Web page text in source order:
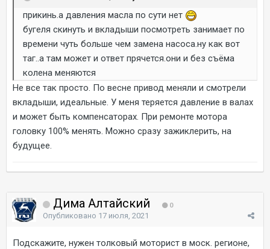
прикинь.а давления масла по сути нет
бугеля скинуть и вкладыши посмотреть занимает по
времени чуть больше чем замена насоса.ну как вот
таг..а там может и ответ прячется.они и без съёма
колена меняются
Не все так просто. По весне привод меняли и смотрели
вкладыши, идеальные. У меня теряется давление в валах
и может быть компенсаторах. При ремонте мотора
головку 100% менять. Можно сразу зажиклерить, на
будущее.
Дима Алтайский 0
Опубликовано 17 июля, 2021
Подскажите, нужен толковый моторист в моск. регионе,